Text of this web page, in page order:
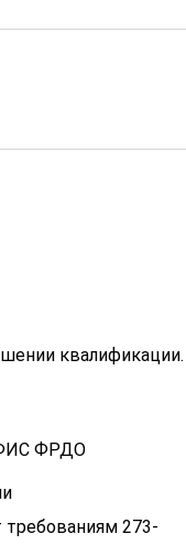
квалификации.
ФИС ФРДО
273-